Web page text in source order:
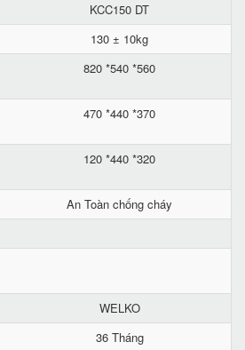
KCC150 DT
130 ± 10kg
820 *540 *560
470 *440 *370
120 *440 *320
An Toàn chống cháy
WELKO
36 Tháng